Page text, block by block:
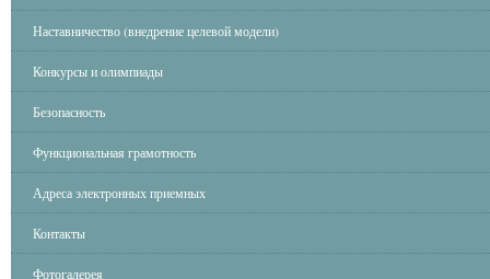
Наставничество (внедрение целевой модели)
Конкурсы и олимпиады
Безопасность
Функциональная грамотность
Адреса электронных приемных
Контакты
Фотогалерея